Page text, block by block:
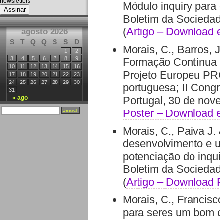
Módulo inquiry para
Boletim da
(Artigo – Download
Morais, C., Barros,
Formação
Projeto Europeu
portuguesa; II
Portugal, 30 de
Poster – Download
Morais, C., Paiva J.
desenvolvimento e
potenciação do
Boletim da
(Artigo – Download
Morais, C.,
para seres um bom
agosto 2026
S T Q Q S S D
« ago
1
2
3
4 5 6 7 8
9
10
11 12 13 14 15
16
17
18 19 20 21 22
23
24
25 26 27 28 29
30
31